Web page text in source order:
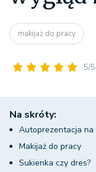
makijaż do pracy
5/5
Na skróty:
Autoprezentacja
Makijaż do pracy
Sukienka czy dres?